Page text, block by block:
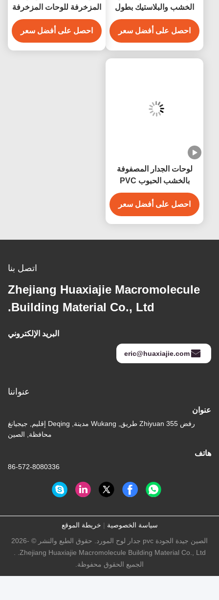
الخشب والبلاستيك بطول
2.9 م / 3 م حسب الطلب
احصل على أفضل سعر
المزخرفة للوحات المزخرفة
المزخرفة
احصل على أفضل سعر
لوحات الجدار المصفوفة
بالخشب الحبوب PVC
WPC
احصل على أفضل سعر
اتصل بنا
Zhejiang Huaxiajie Macromolecule
Building Material Co., Ltd.
البريد الإلكتروني
eric@huaxiajie.com
عنواننا
عنوان
رفض 355 Zhiyuan طريق, Wukang مدينة, Deqing إقليم, جيجيانغ
محافظة, الصين
هاتف
86-572-8080336
سياسة الخصوصية| خريطة الموقع
الصين جيدة الجودة pvc جدار لوح المورد. حقوق الطبع والنشر © -2026
Zhejiang Huaxiajie Macromolecule Building Material Co., Ltd. .
الجميع الحقوق محفوظة.